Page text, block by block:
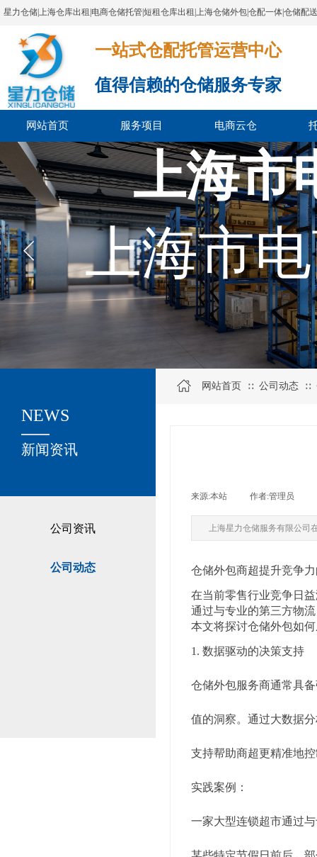
星力仓储|上海仓库出租|电商仓储托管|短租仓库出租|上海仓储外包|仓配一体|仓储配
一站式仓配托管运营中心​​​​​​​​​​​​​​​​​
值得信赖的仓储服务专家
网站首页 服务项目 电商云仓
上海市
上海市
公司资讯
公司动态
关于我们
新闻资讯
NEWS
网站首页 ∷ 公司动态 ∷
来源:本站 作者:管理员
上海星力仓储服务有限公
仓储外包商超提升竞争
在当前零售行业竞争日
通过与专业的第三方物
本文将探讨仓储外包如
1. 数据驱动的决策支持
仓储外包服务商通常具
值的洞察。通过大数据
支持帮助商超更精准地
实践案例：
一家大型连锁超市通过